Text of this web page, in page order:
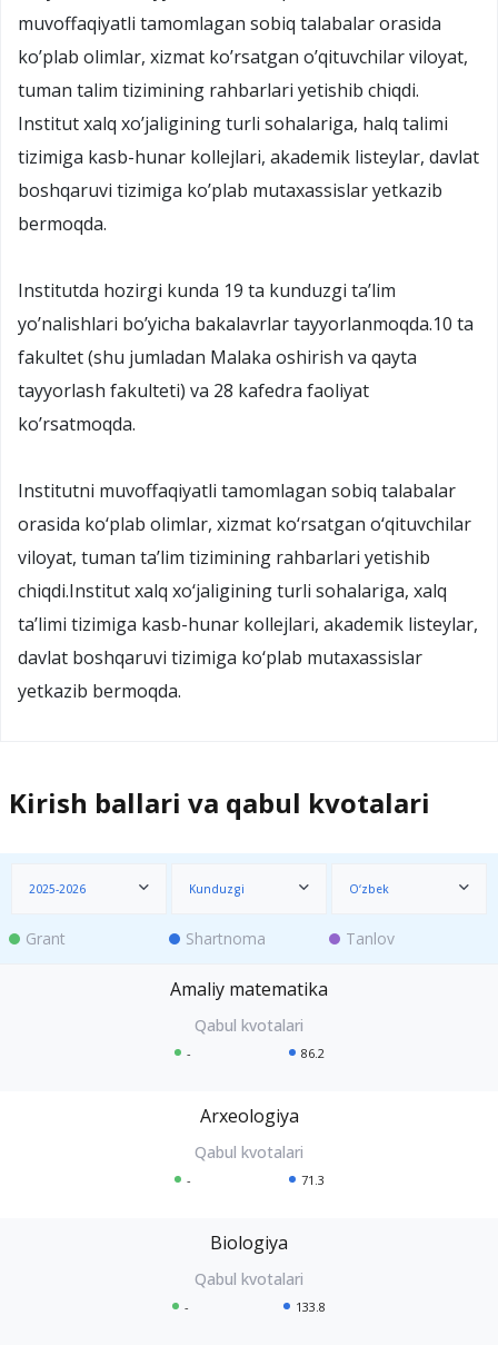
muvoffaqiyatli tamomlagan sobiq talabalar orasida
ko’plab olimlar, xizmat ko’rsatgan o’qituvchilar viloyat,
tuman talim tizimining rahbarlari yetishib chiqdi.
Institut xalq xo’jaligining turli sohalariga, halq talimi
tizimiga kasb-hunar kollejlari, akademik listeylar, davlat
boshqaruvi tizimiga ko’plab mutaxassislar yetkazib
bermoqda.
Institutda hozirgi kunda 19 ta kunduzgi ta’lim
yo’nalishlari bo’yicha bakalavrlar tayyorlanmoqda.10 ta
fakultet (shu jumladan Malaka oshirish va qayta
tayyorlash fakulteti) va 28 kafedra faoliyat
ko’rsatmoqda.
Institutni muvoffaqiyatli tamomlagan sobiq talabalar
orasida ko‘plab olimlar, xizmat ko‘rsatgan o‘qituvchilar
viloyat, tuman ta’lim tizimining rahbarlari yetishib
chiqdi.Institut xalq xo‘jaligining turli sohalariga, xalq
ta’limi tizimiga kasb-hunar kollejlari, akademik listeylar,
davlat boshqaruvi tizimiga ko‘plab mutaxassislar
yetkazib bermoqda.
Kirish ballari va qabul kvotalari
2025-2026 Kunduzgi O‘zbek
Grant Shartnoma Tanlov
Amaliy matematika
- 86.2
Arxeologiya
- 71.3
Biologiya
- 133.8